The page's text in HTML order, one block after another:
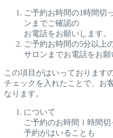
ご予約お時間の1時間切
ンまでご確認の
お電話をお願いします。
ご予約お時間の5分以上
サロンまでお電話をお願
この項目がはいっております
チェックを入れたことで、お
なります。
について
ご予約のお時間Ⅰ時間切
予約がはいることも